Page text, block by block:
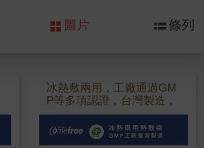
圖片 條列
冰熱敷兩用，工廠通過GM
P等多項認證，台灣製造，
品質保證